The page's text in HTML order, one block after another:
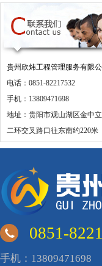
贵州欣炜工程管理服务有限公
电话：0851-82217532
手机：13809471698
地址：贵阳市观山湖区金中
二环交叉路口往东南约220米
0851-
手机：13809471698